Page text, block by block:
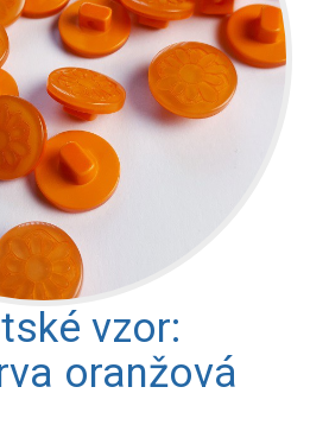
vzor:
oranžová